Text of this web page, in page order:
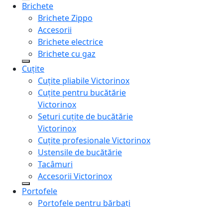
Brichete
Brichete Zippo
Accesorii
Brichete electrice
Brichete cu gaz
Cuțite
Cuțite pliabile Victorinox
Cuțite pentru bucătărie
Victorinox
Seturi cuțite de bucătărie
Victorinox
Cuțite profesionale Victorinox
Ustensile de bucătărie
Tacâmuri
Accesorii Victorinox
Portofele
Portofele pentru bărbați